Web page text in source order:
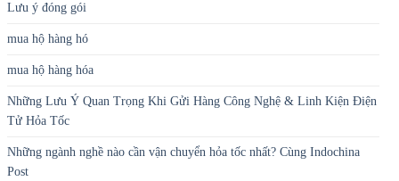
Lưu ý đóng gói
mua hộ hàng hó
mua hộ hàng hóa
Những Lưu Ý Quan Trọng Khi Gửi Hàng Công Nghệ & Linh Kiện Điện
Tử Hỏa Tốc
Những ngành nghề nào cần vận chuyển hỏa tốc nhất? Cùng Indochina
Post